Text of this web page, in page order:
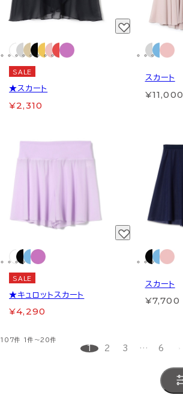
SALE
★スカート
¥2,310
スカート
¥11,000
SALE
★キュロットスカート
¥4,290
スカート
¥7,700
107件 1件～20件
1 2 3 … 6